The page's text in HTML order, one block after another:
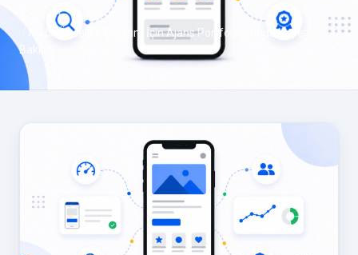
Anasayfa
Blog
Mobil Öncelikli Tasarım İçin Ajans Portfolyosunda Neye
Bakılır?